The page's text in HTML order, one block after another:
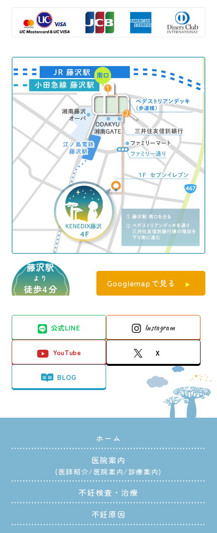
藤沢駅
より
徒歩4分 Googlemapで見る
公式LINE Instagram
YouTube X
BLOG
ホーム
医院案内
医師紹介 医院案内 診療案内
不妊検査・治療
不妊原因